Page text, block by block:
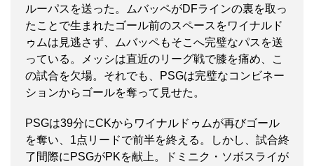
ルーパスを送った。ムバッペがDFラインの裏を取っ
たことで生まれたゴール前のスペースをワイナルド
ゥムは見逃さず、ムバッペもそこへ完璧なパスを送
っている。メッシは直近のリーグ戦で膝を痛め、こ
の試合を欠場。それでも、PSGは完璧なコンビネー
ションからゴールを奪って見せた。
PSGは39分にCKからワイナルドゥムが再びゴール
を奪い、1点リードで前半を終える。しかし、試合終
了間際にPSGがPKを献上。ドミニク・ソボスライが